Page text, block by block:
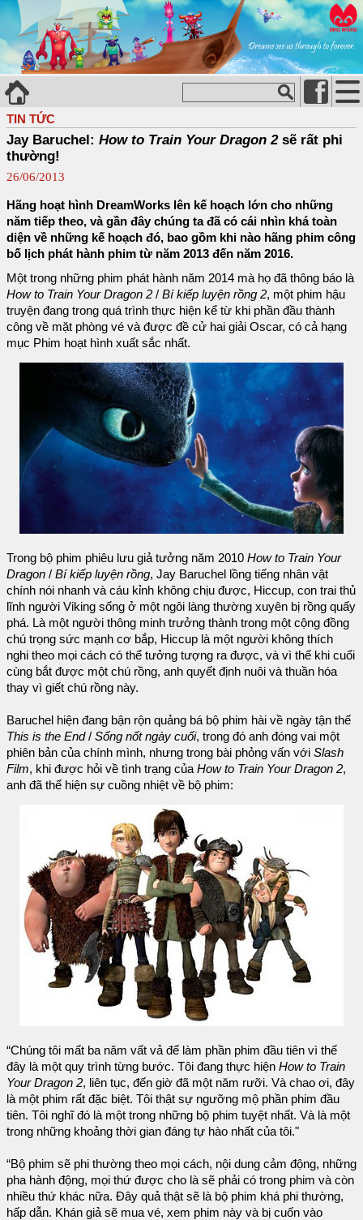
TIN TỨC
Jay Baruchel: How to Train Your Dragon 2sẽ rất phi
thường!
26/06/2013
Hãng hoạt hình DreamWorks lên kế hoạch lớn cho những
năm tiếp theo, và gần đây chúng ta đã có cái nhìn khá toàn
diện về những kế hoạch đó, bao gồm khi nào hãng phim công
bố lịch phát hành phim từ năm 2013 đến năm 2016.
Một trong những phim phát hành năm 2014 mà họ đã thông báo là
How to Train Your Dragon 2 / Bí kiếp luyện rồng 2, một phim hậu
truyện đang trong quá trình thực hiện kể từ khi phần đầu thành
công về mặt phòng vé và được đề cử hai giải Oscar, có cả hạng
mục Phim hoạt hình xuất sắc nhất.
Trong bộ phim phiêu lưu giả tưởng năm 2010 How to Train Your
Dragon / Bí kiếp luyện rồng, Jay Baruchel lồng tiếng nhân vật
chính nói nhanh và cáu kỉnh không chịu được, Hiccup, con trai thủ
lĩnh người Viking sống ở một ngôi làng thường xuyên bị rồng quấy
phá. Là một người thông minh trưởng thành trong một cộng đồng
chú trọng sức mạnh cơ bắp, Hiccup là một người không thích
nghi theo mọi cách có thể tưởng tượng ra được, và vì thế khi cuối
cùng bắt được một chú rồng, anh quyết định nuôi và thuần hóa
thay vì giết chú rồng này.
Baruchel hiện đang bận rộn quảng bá bộ phim hài về ngày tận thế
This is the End/ Sống nốt ngày cuối, trong đó anh đóng vai một
phiên bản của chính mình, nhưng trong bài phỏng vấn với Slash
Film, khi được hỏi về tình trạng của How to Train Your Dragon 2,
anh đã thể hiện sự cuồng nhiệt về bộ phim:
“Chúng tôi mất ba năm vất vả để làm phần phim đầu tiên vì thế
đây là một quy trình từng bước. Tôi đang thực hiện How to Train
Your Dragon 2, liên tục, đến giờ đã một năm rưỡi. Và chao ơi, đây
là một phim rất đặc biệt. Tôi thật sự ngưỡng mộ phần phim đầu
tiên. Tôi nghĩ đó là một trong những bộ phim tuyệt nhất. Và là một
trong những khoảng thời gian đáng tự hào nhất của tôi."
“Bộ phim sẽ phi thường theo mọi cách, nội dung cảm động, những
pha hành động, mọi thứ được cho là sẽ phải có trong phim và còn
nhiều thứ khác nữa. Đây quả thật sẽ là bộ phim khá phi thường,
hấp dẫn. Khán giả sẽ mua vé, xem phim này và bị cuốn vào